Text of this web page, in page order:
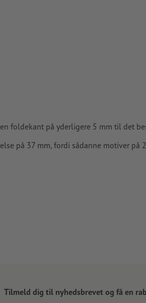
foldekant på yderligere 5 mm til det
på 37 mm, fordi sådanne motiver på
Tilmeld dig til nyhedsbrevet og få en